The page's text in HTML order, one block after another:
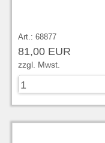
Art.: 68877
81,00 EUR
zzgl. Mwst.
zu